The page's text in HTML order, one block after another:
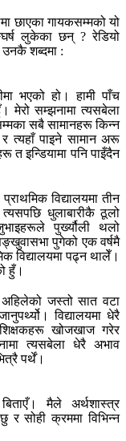
छाएका गायकसम्मको यो
लुकेका छन् ? रेडियो
शब्दमा :
भएको हो। हामी पाँच
मेरो सम्झनामा त्यसबेला
सबै सामानहरू किन्न
र त्यहाँ पाइने सामान अरू
त इन्डियामा पनि पाइँदैन
विद्यालयमा तीन
धुलाबारीकै ठूलो
पुर्ख्यौली थलो
पुगेको एक वर्षमै
विद्यालयमा पढ्न थालेँ।
हुँ।
जस्तो सात वटा
विद्यालयमा धेरै
खोजखाज गरेर
त्यसबेला धेरै अभाव
पर्थें।
मैले अर्थशास्त्र
र सोही क्रममा विभिन्न